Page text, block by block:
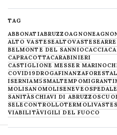
TAG
ABBONATIABRUZZOAGNONE
ALTO VASTESEALTOVASTESE
BELMONTE DEL SANNIOCACCIA
CAPRACOTTACARABINIERI
CASTIGLIONE MESSER MARINO
COVID19DROGAFINANZA
ISERNIAM5SMALTEMPOMIGRANTI
MOLISANOMOLISENEVE
SANITÀSCHIAVI DI ABRUZZO
SELECONTROLLOTERMOLI
VIABILITÀVIGILI DEL FUOCO